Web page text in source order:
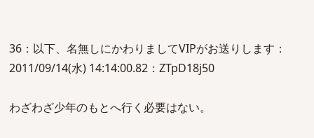
36：以下、名無しにかわりましてVIPがお送りします：
2011/09/14(水) 14:14:00.82：ZTpD18j50
わざわざ少年のもとへ行く必要はない。